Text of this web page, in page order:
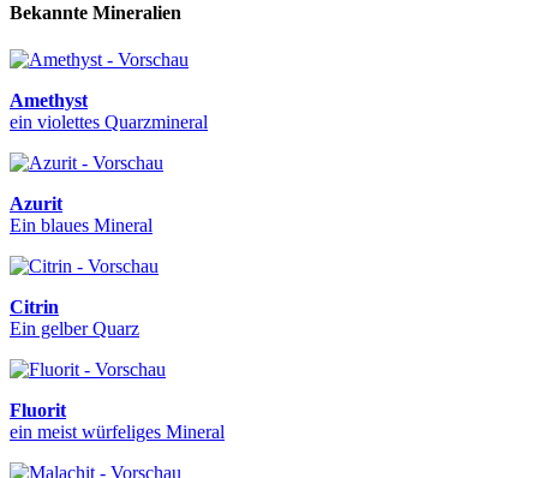
Bekannte Mineralien
Amethyst
ein violettes Quarzmineral
Azurit
Ein blaues Mineral
Citrin
Ein gelber Quarz
Fluorit
ein meist würfeliges Mineral